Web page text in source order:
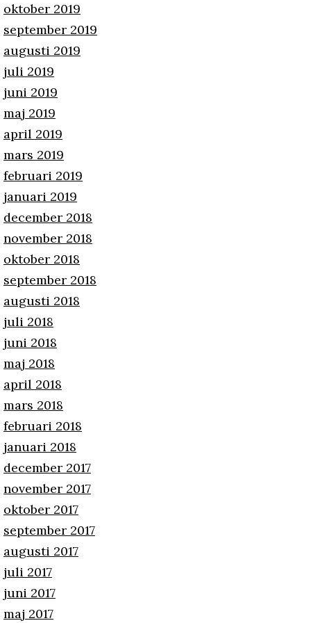
oktober 2019
september 2019
augusti 2019
juli 2019
juni 2019
maj 2019
april 2019
mars 2019
februari 2019
januari 2019
december 2018
november 2018
oktober 2018
september 2018
augusti 2018
juli 2018
juni 2018
maj 2018
april 2018
mars 2018
februari 2018
januari 2018
december 2017
november 2017
oktober 2017
september 2017
augusti 2017
juli 2017
juni 2017
maj 2017